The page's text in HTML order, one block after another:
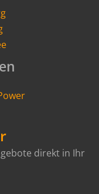
direkt in Ihr